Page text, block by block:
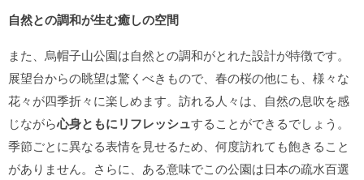
自然との調和が生む癒しの空間
また、烏帽子山公園は自然との調和がとれた設計が特徴です。
展望台からの眺望は驚くべきもので、春の桜の他にも、様々な
花々が四季折々に楽しめます。訪れる人々は、自然の息吹を感
じながら心身ともにリフレッシュすることができるでしょう。
季節ごとに異なる表情を見せるため、何度訪れても飽きること
がありません。さらに、ある意味でこの公園は日本の疏水百選